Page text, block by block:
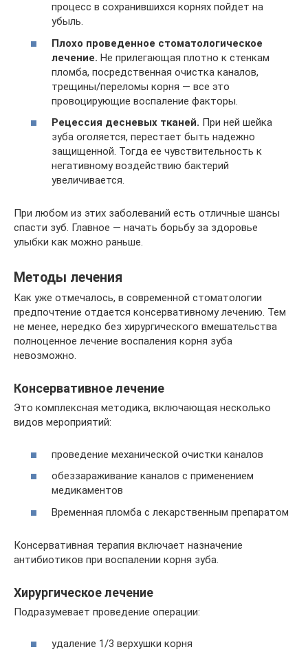
процесс в сохранившихся корнях пойдет на
убыль.
Плохо проведенное стоматологическое
лечение. Не прилегающая плотно к стенкам
пломба, посредственная очистка каналов,
трещины/переломы корня — все это
провоцирующие воспаление факторы.
Рецессия десневых тканей. При ней шейка
зуба оголяется, перестает быть надежно
защищенной. Тогда ее чувствительность к
негативному воздействию бактерий
увеличивается.
При любом из этих заболеваний есть отличные шансы
спасти зуб. Главное — начать борьбу за здоровье
улыбки как можно раньше.
Методы лечения
Как уже отмечалось, в современной стоматологии
предпочтение отдается консервативному лечению. Тем
не менее, нередко без хирургического вмешательства
полноценное лечение воспаления корня зуба
невозможно.
Консервативное лечение
Это комплексная методика, включающая несколько
видов мероприятий:
проведение механической очистки каналов
обеззараживание каналов с применением
медикаментов
Временная пломба с лекарственным препаратом
Консервативная терапия включает назначение
антибиотиков при воспалении корня зуба.
Хирургическое лечение
Подразумевает проведение операции:
удаление 1/3 верхушки корня